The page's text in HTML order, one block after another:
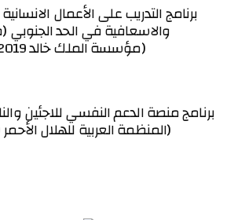
برنامج التدريب على الأعمال
والاسعافية في الحد الجنوبي
(مؤسسة الملك خالد 2019)
برنامج منصة الدعم النفسي للاجئين
(المنظمة العربية للهلال الأحمر 2019)